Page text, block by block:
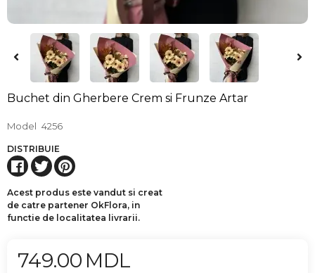
Buchet din Gherbere Crem si Frunze Artar
Model 4256
DISTRIBUIE
Acest produs este vandut si creat
de catre partener OkFlora, in
functie de localitatea livrarii.
749.00 MDL